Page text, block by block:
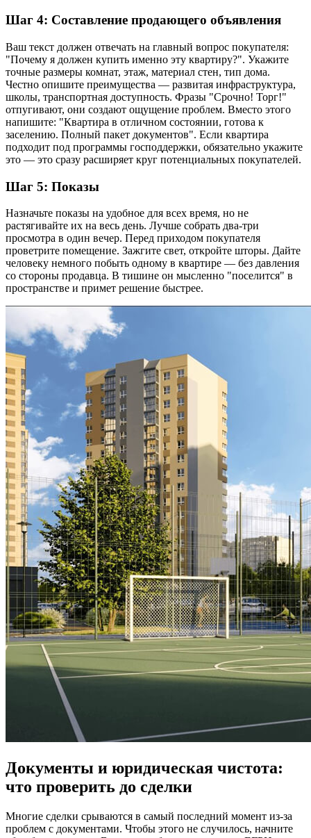
Шаг 4: Составление продающего объявления
Ваш текст должен отвечать на главный вопрос покупателя:
"Почему я должен купить именно эту квартиру?". Укажите
точные размеры комнат, этаж, материал стен, тип дома.
Честно опишите преимущества — развитая инфраструктура,
школы, транспортная доступность. Фразы "Срочно! Торг!"
отпугивают, они создают ощущение проблем. Вместо этого
напишите: "Квартира в отличном состоянии, готова к
заселению. Полный пакет документов". Если квартира
подходит под программы господдержки, обязательно укажите
это — это сразу расширяет круг потенциальных покупателей.
Шаг 5: Показы
Назначьте показы на удобное для всех время, но не
растягивайте их на весь день. Лучше собрать два-три
просмотра в один вечер. Перед приходом покупателя
проветрите помещение. Зажгите свет, откройте шторы. Дайте
человеку немного побыть одному в квартире — без давления
со стороны продавца. В тишине он мысленно "поселится" в
пространстве и примет решение быстрее.
Документы и юридическая чистота:
что проверить до сделки
Многие сделки срываются в самый последний момент из-за
проблем с документами. Чтобы этого не случилось, начните